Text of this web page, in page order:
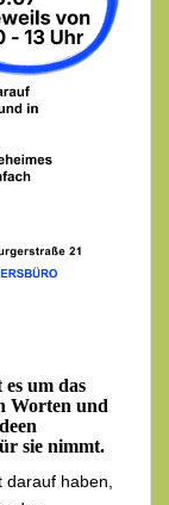
um das
Worten und
sie nimmt.
haben,